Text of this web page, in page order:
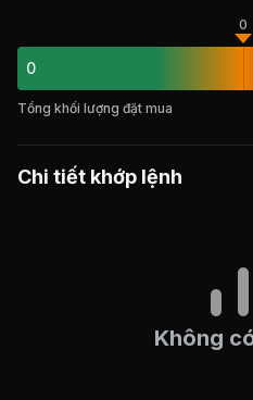
0
0
Tổng khối lượng đặt mua
Chi tiết khớp lệnh
Không